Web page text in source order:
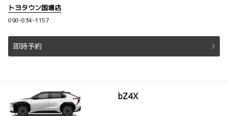
トヨタウン国場店
098-834-1157
即時予約
bZ4X